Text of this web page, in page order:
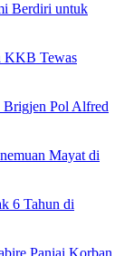
Berdiri untuk
KKB Tewas
Brigjen Pol Alfred
Mayat di
6 Tahun di